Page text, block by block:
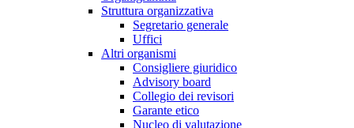
Struttura organizzativa
Segretario generale
Uffici
Altri organismi
Consigliere giuridico
Advisory board
Collegio dei revisori
Garante etico
Nucleo di valutazione